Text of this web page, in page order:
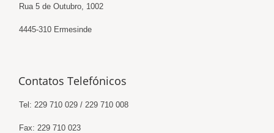
Rua 5 de Outubro, 1002
4445-310 Ermesinde
Contatos Telefónicos
Tel: 229 710 029 / 229 710 008
Fax: 229 710 023